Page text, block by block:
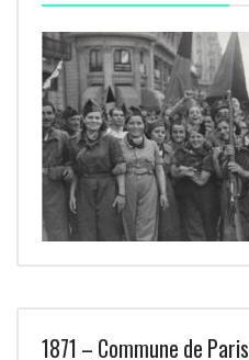
1871 – Commune de Paris